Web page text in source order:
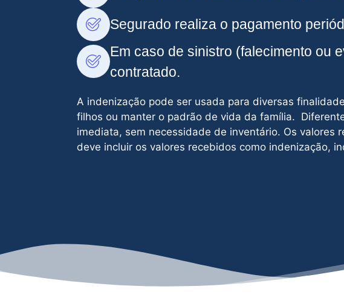
Segurado realiza o pagamento
Em caso de sinistro (falecimento ou
contratado.
A indenização pode ser usada para diversas
filhos ou manter o padrão de vida da família.
imediata, sem necessidade de inventário. Os valores
deve incluir os valores recebidos como indenização,